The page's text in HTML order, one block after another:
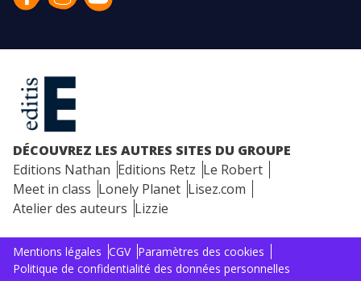
DÉCOUVREZ LES AUTRES SITES DU GROUPE
Editions Nathan Editions Retz Le Robert
Meet in class Lonely Planet Lisez.com
Atelier des auteurs Lizzie
Mentions légales CGV Paramètres des cookies
Politique de confidentialité des données personnelles